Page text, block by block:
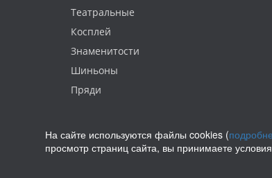
Театральные
Косплей
Знаменитости
Шиньоны
Пряди
Политика конфиденциальности
На сайте используются файлы cookies (
просмотр страниц сайта, вы принимаете